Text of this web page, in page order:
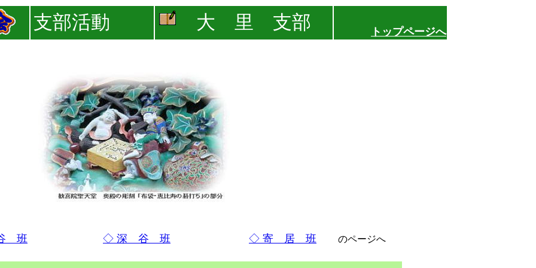
支部活動 大 里 支部 トップページへ
班 ◇ 深 谷 班 ◇ 寄 居 班 のページへ